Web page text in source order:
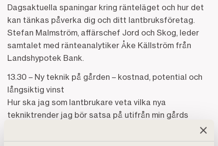
Dagsaktuella spaningar kring ränteläget och hur det
kan tänkas påverka dig och ditt lantbruksföretag.
Stefan Malmström, affärschef Jord och Skog, leder
samtalet med ränteanalytiker Åke Källström från
Landshypotek Bank.
13.30 – Ny teknik på gården – kostnad, potential och
långsiktig vinst
Hur ska jag som lantbrukare veta vilka nya
tekniktrender jag bör satsa på utifrån min gårds
förutsättningar? Helena Janström från Landshypotek
samt Karolina Muhrman och Per Frankelius från